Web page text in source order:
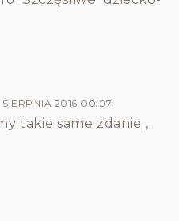
SIERPNIA 2016 00:07
takie same zdanie ,